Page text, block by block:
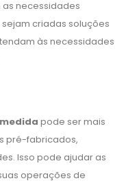
necessidades
criadas soluções
às necessidades
pode ser mais
pré-fabricados,
Isso pode ajudar as
operações de